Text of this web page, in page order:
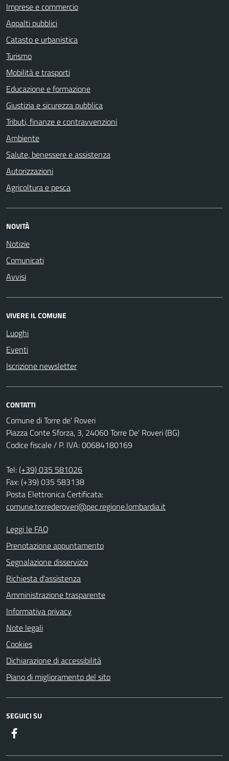
Imprese e commercio
Appalti pubblici
Catasto e urbanistica
Turismo
Mobilità e trasporti
Educazione e formazione
Giustizia e sicurezza pubblica
Tributi, finanze e contravvenzioni
Ambiente
Salute, benessere e assistenza
Autorizzazioni
Agricoltura e pesca
NOVITÀ
Notizie
Comunicati
Avvisi
VIVERE IL COMUNE
Luoghi
Eventi
Iscrizione newsletter
CONTATTI
Comune di Torre de' Roveri
Piazza Conte Sforza, 3, 24060 Torre De' Roveri (BG)
Codice fiscale / P. IVA: 00684180169
Tel:(+39) 035 581026
Fax: (+39) 035 583138
Posta Elettronica Certificata:
comune.torrederoveri@pec.regione.lombardia.it
Leggi le FAQ
Prenotazione appuntamento
Segnalazione disservizio
Richiesta d'assistenza
Amministrazione trasparente
Informativa privacy
Note legali
Cookies
Dichiarazione di accessibilità
Piano di miglioramento del sito
SEGUICI SU